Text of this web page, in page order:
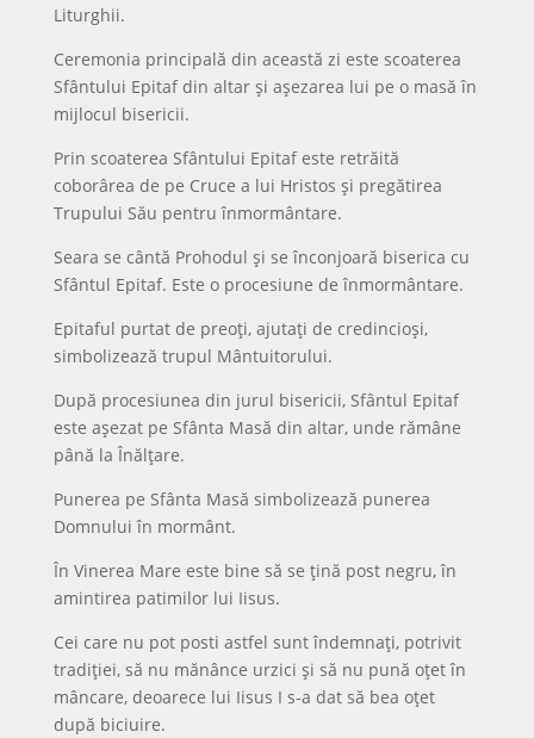
Liturghii.
Ceremonia principală din această zi este scoaterea
Sfântului Epitaf din altar și așezarea lui pe o masă în
mijlocul bisericii.
Prin scoaterea Sfântului Epitaf este retrăită
coborârea de pe Cruce a lui Hristos și pregătirea
Trupului Său pentru înmormântare.
Seara se cântă Prohodul și se înconjoară biserica cu
Sfântul Epitaf. Este o procesiune de înmormântare.
Epitaful purtat de preoți, ajutați de credincioși,
simbolizează trupul Mântuitorului.
După procesiunea din jurul bisericii, Sfântul Epitaf
este așezat pe Sfânta Masă din altar, unde rămâne
până la Înălțare.
Punerea pe Sfânta Masă simbolizează punerea
Domnului în mormânt.
În Vinerea Mare este bine să se țină post negru, în
amintirea patimilor lui Iisus.
Cei care nu pot posti astfel sunt îndemnați, potrivit
tradiției, să nu mănânce urzici și să nu pună oțet în
mâncare, deoarece lui Iisus I s-a dat să bea oțet
după biciuire.